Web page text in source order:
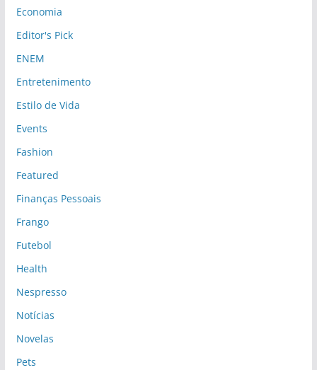
Economia
Editor's Pick
ENEM
Entretenimento
Estilo de Vida
Events
Fashion
Featured
Finanças Pessoais
Frango
Futebol
Health
Nespresso
Notícias
Novelas
Pets